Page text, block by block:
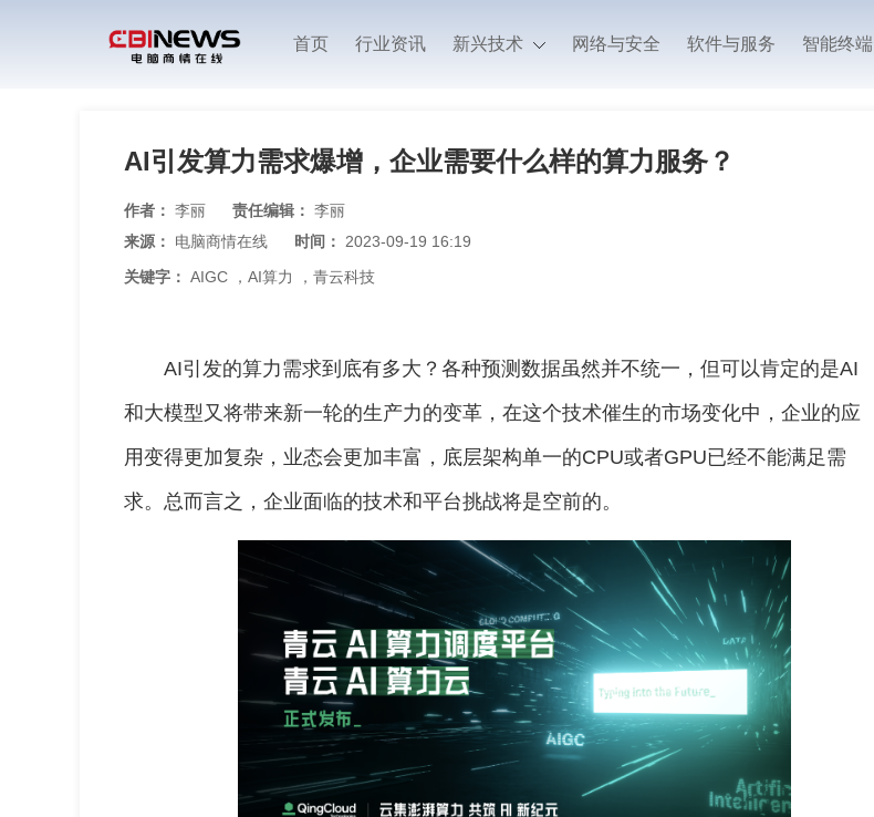
首页 行业资讯 新兴技术 网络与安全 软件与服务 智能终端
AI引发算力需求爆增，企业需要什么样的算力服务？
作者： 李丽 责任编辑： 李丽
来源： 电脑商情在线 时间： 2023-09-19 16:19
关键字： AIGC ， AI算力 ， 青云科技
AI引发的算力需求到底有多大？各种预测数据虽然并不统一，但可以肯定的是AI
和大模型又将带来新一轮的生产力的变革，在这个技术催生的市场变化中，企业的应
用变得更加复杂，业态会更加丰富，底层架构单一的CPU或者GPU已经不能满足需
求。总而言之，企业面临的技术和平台挑战将是空前的。